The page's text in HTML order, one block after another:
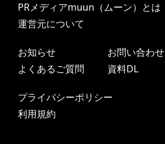
PRメディアmuun（ムーン）とは
運営元について
お知らせ
よくあるご質問
お問い合わせ
資料DL
プライバシーポリシー
利用規約